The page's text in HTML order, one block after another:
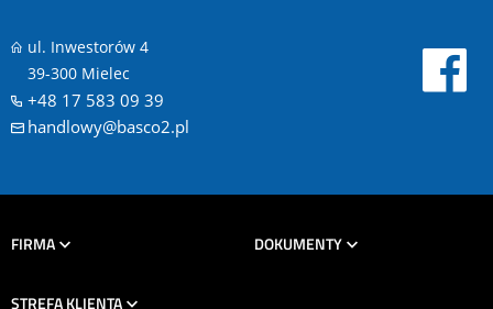
ul. Inwestorów 4
39-300 Mielec
+48 17 583 09 39
handlowy@basco2.pl
FIRMA
STREFA KLIENTA
DOKUMENTY